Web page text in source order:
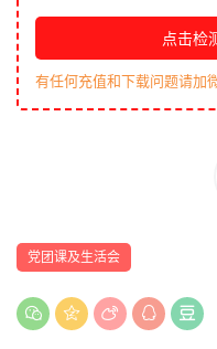
点击检
有任何充值和下载问题请
党团课及生活会